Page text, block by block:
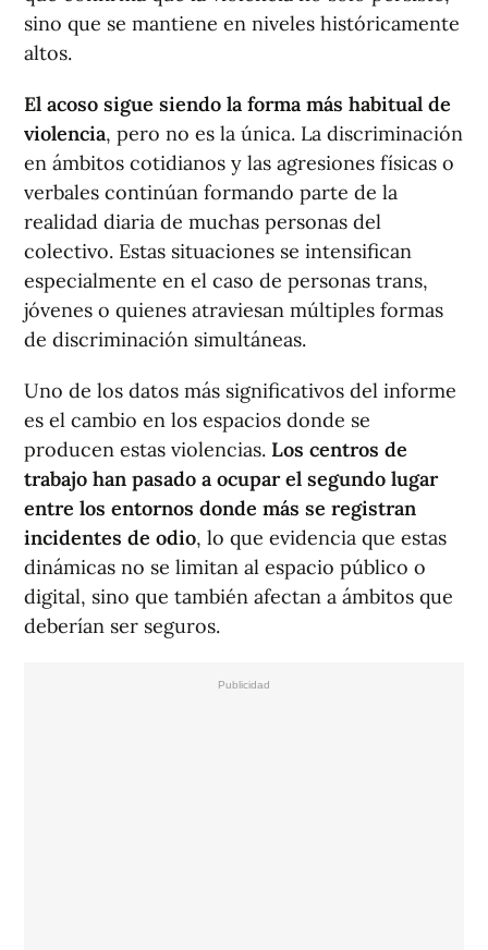
sino que se mantiene en niveles históricamente
altos.
El acoso sigue siendo la forma más habitual de
violencia, pero no es la única. La discriminación
en ámbitos cotidianos y las agresiones físicas o
verbales continúan formando parte de la
realidad diaria de muchas personas del
colectivo. Estas situaciones se intensifican
especialmente en el caso de personas trans,
jóvenes o quienes atraviesan múltiples formas
de discriminación simultáneas.
Uno de los datos más significativos del informe
es el cambio en los espacios donde se
producen estas violencias. Los centros de
trabajo han pasado a ocupar el segundo lugar
entre los entornos donde más se registran
incidentes de odio, lo que evidencia que estas
dinámicas no se limitan al espacio público o
digital, sino que también afectan a ámbitos que
deberían ser seguros.